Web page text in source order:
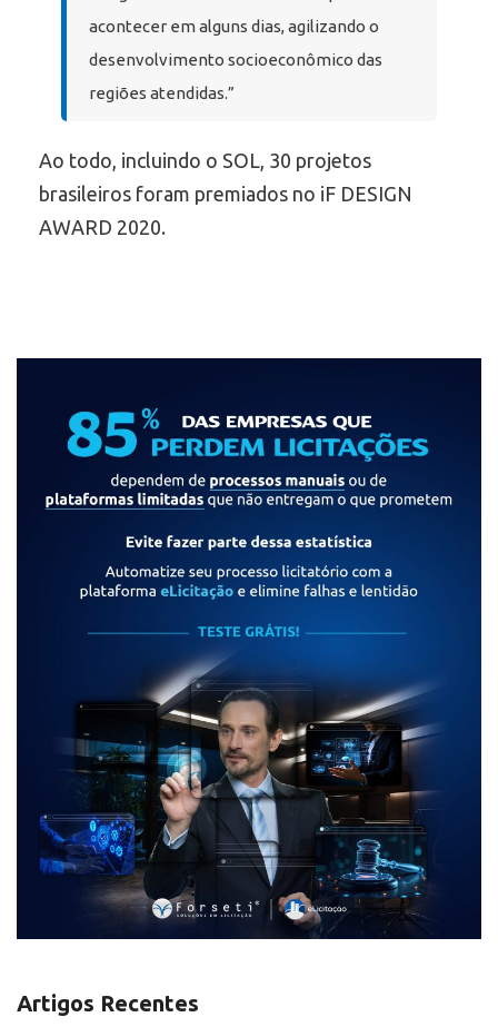
acontecer em alguns dias, agilizando o
desenvolvimento socioeconômico das
regiões atendidas.”
Ao todo, incluindo o SOL, 30 projetos
brasileiros foram premiados no iF DESIGN
AWARD 2020.
Artigos Recentes